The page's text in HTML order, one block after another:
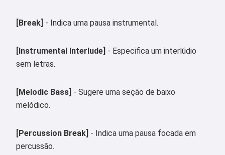
[Break] - Indica uma pausa instrumental.
[Instrumental Interlude] - Especifica um interlúdio
sem letras.
[Melodic Bass] - Sugere uma seção de baixo
melódico.
[Percussion Break] - Indica uma pausa focada em
percussão.